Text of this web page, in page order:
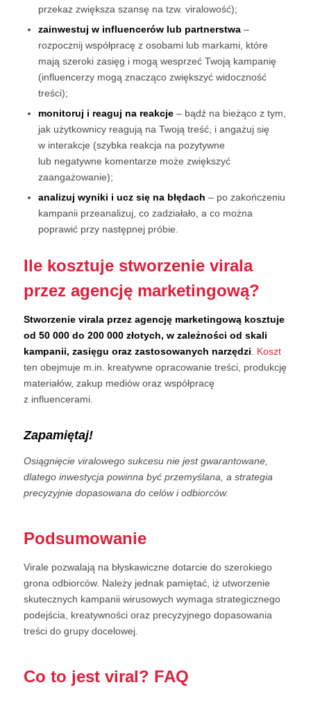
przekaz zwiększa szansę na tzw. viralowość);
zainwestuj w influencerów lub partnerstwa–
rozpocznij współpracę z osobami lub markami, które
mają szeroki zasięg i mogą wesprzeć Twoją kampanię
(influencerzy mogą znacząco zwiększyć widoczność
treści);
monitoruj i reaguj na reakcje– bądź na bieżąco z tym,
jak użytkownicy reagują na Twoją treść, i angażuj się
w interakcje (szybka reakcja na pozytywne
lub negatywne komentarze może zwiększyć
zaangażowanie);
analizuj wyniki i ucz się na błędach – po zakończeniu
kampanii przeanalizuj, co zadziałało, a co można
poprawić przy następnej próbie.
Ile kosztuje stworzenie virala
przez agencję marketingową?
Stworzenie virala przez agencję marketingową kosztuje
od 50 000 do 200 000 złotych, w zależności od skali
kampanii, zasięgu oraz zastosowanych narzędzi. Koszt
ten obejmuje m.in. kreatywne opracowanie treści, produkcję
materiałów, zakup mediów oraz współpracę
z influencerami.
Zapamiętaj!
Osiągnięcie viralowego sukcesu nie jest gwarantowane,
dlatego inwestycja powinna być przemyślana, a strategia
precyzyjnie dopasowana do celów i odbiorców.
Podsumowanie
Virale pozwalają na błyskawiczne dotarcie do szerokiego
grona odbiorców. Należy jednak pamiętać, iż utworzenie
skutecznych kampanii wirusowych wymaga strategicznego
podejścia, kreatywności oraz precyzyjnego dopasowania
treści do grupy docelowej.
Co to jest viral? FAQ